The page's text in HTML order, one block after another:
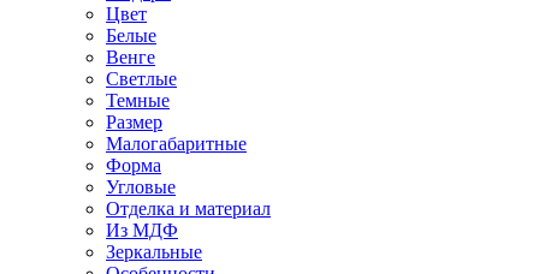
Цвет
Белые
Венге
Светлые
Темные
Размер
Малогабаритные
Форма
Угловые
Отделка и материал
Из МДФ
Зеркальные